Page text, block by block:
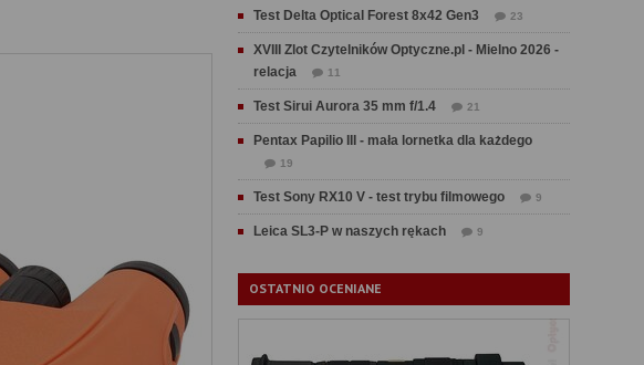
Test Delta Optical Forest 8x42 Gen3 23
XVIII Zlot Czytelników Optyczne.pl - Mielno 2026 -
relacja
11
Test Sirui Aurora 35 mm f/1.4 21
Pentax Papilio III - mała lornetka dla każdego
19
Test Sony RX10 V - test trybu filmowego 9
Leica SL3-P w naszych rękach 9
OSTATNIO OCENIANE